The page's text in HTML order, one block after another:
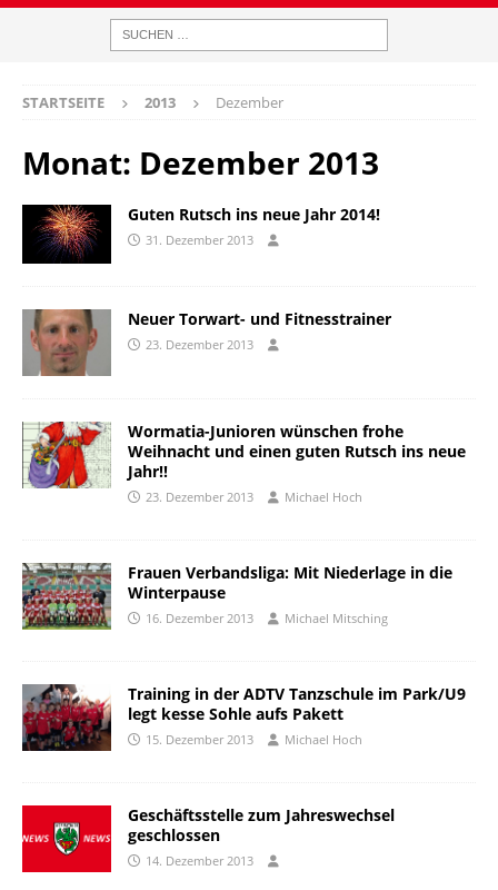
STARTSEITE 2013 Dezember
Monat: Dezember 2013
Guten Rutsch ins neue Jahr 2014!
31. Dezember 2013
Neuer Torwart- und Fitnesstrainer
23. Dezember 2013
Wormatia-Junioren wünschen frohe
Weihnacht und einen guten Rutsch ins neue
Jahr!!
23. Dezember 2013 Michael Hoch
Frauen Verbandsliga: Mit Niederlage in die
Winterpause
16. Dezember 2013 Michael Mitsching
Training in der ADTV Tanzschule im Park/U9
legt kesse Sohle aufs Pakett
15. Dezember 2013 Michael Hoch
Geschäftsstelle zum Jahreswechsel
geschlossen
14. Dezember 2013